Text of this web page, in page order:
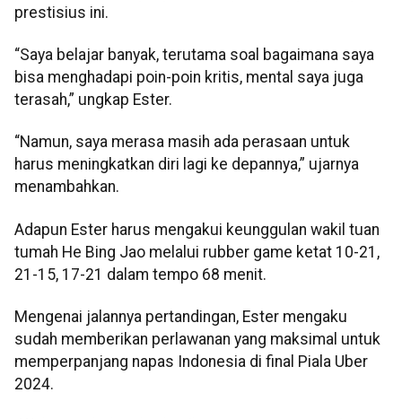
prestisius ini.
“Saya belajar banyak, terutama soal bagaimana saya
bisa menghadapi poin-poin kritis, mental saya juga
terasah,” ungkap Ester.
“Namun, saya merasa masih ada perasaan untuk
harus meningkatkan diri lagi ke depannya,” ujarnya
menambahkan.
Adapun Ester harus mengakui keunggulan wakil tuan
tumah He Bing Jao melalui rubber game ketat 10-21,
21-15, 17-21 dalam tempo 68 menit.
Mengenai jalannya pertandingan, Ester mengaku
sudah memberikan perlawanan yang maksimal untuk
memperpanjang napas Indonesia di final Piala Uber
2024.